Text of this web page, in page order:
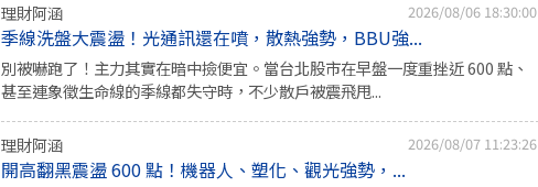
理財阿涵 2026/08/06 18:30:00
季線洗盤大震盪！光通訊還在噴，散熱強勢，BBU強...
別被嚇跑了！主力其實在暗中撿便宜。當台北股市在早盤一度重挫近 600 點、
甚至連象徵生命線的季線都失守時，不少散戶被震飛甩...
理財阿涵 2026/08/07 11:23:26
開高翻黑震盪 600 點！機器人、塑化、觀光強勢，...